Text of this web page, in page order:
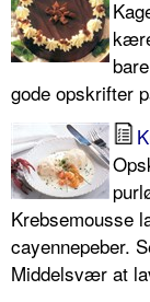
gode opskrifter
Krebsemousse
cayennepeber.
Middelsvær at